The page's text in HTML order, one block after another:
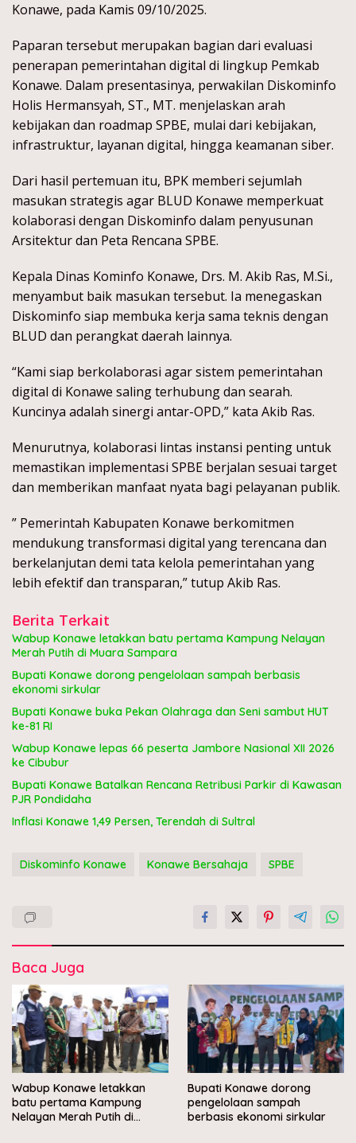
Konawe, pada Kamis 09/10/2025.
Paparan tersebut merupakan bagian dari evaluasi
penerapan pemerintahan digital di lingkup Pemkab
Konawe. Dalam presentasinya, perwakilan Diskominfo
Holis Hermansyah, ST., MT. menjelaskan arah
kebijakan dan roadmap SPBE, mulai dari kebijakan,
infrastruktur, layanan digital, hingga keamanan siber.
Dari hasil pertemuan itu, BPK memberi sejumlah
masukan strategis agar BLUD Konawe memperkuat
kolaborasi dengan Diskominfo dalam penyusunan
Arsitektur dan Peta Rencana SPBE.
Kepala Dinas Kominfo Konawe, Drs. M. Akib Ras, M.Si.,
menyambut baik masukan tersebut. Ia menegaskan
Diskominfo siap membuka kerja sama teknis dengan
BLUD dan perangkat daerah lainnya.
“Kami siap berkolaborasi agar sistem pemerintahan
digital di Konawe saling terhubung dan searah.
Kuncinya adalah sinergi antar-OPD,” kata Akib Ras.
Menurutnya, kolaborasi lintas instansi penting untuk
memastikan implementasi SPBE berjalan sesuai target
dan memberikan manfaat nyata bagi pelayanan publik.
” Pemerintah Kabupaten Konawe berkomitmen
mendukung transformasi digital yang terencana dan
berkelanjutan demi tata kelola pemerintahan yang
lebih efektif dan transparan,” tutup Akib Ras.
Berita Terkait
Wabup Konawe letakkan batu pertama Kampung Nelayan
Merah Putih di Muara Sampara
Bupati Konawe dorong pengelolaan sampah berbasis
ekonomi sirkular
Bupati Konawe buka Pekan Olahraga dan Seni sambut HUT
ke-81 RI
Wabup Konawe lepas 66 peserta Jambore Nasional XII 2026
ke Cibubur
Bupati Konawe Batalkan Rencana Retribusi Parkir di Kawasan
PJR Pondidaha
Inflasi Konawe 1,49 Persen, Terendah di Sultral
Diskominfo Konawe Konawe Bersahaja SPBE
Baca Juga
Wabup Konawe letakkan
batu pertama Kampung
Nelayan Merah Putih di
Bupati Konawe dorong
pengelolaan sampah
berbasis ekonomi sirkular